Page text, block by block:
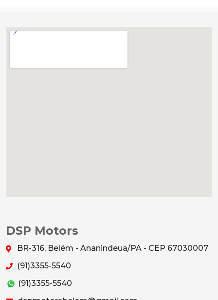
DSP Motors
BR-316, Belém - Ananindeua/PA - CEP 67030007
(91)3355-5540
(91)3355-5540